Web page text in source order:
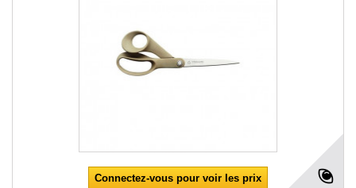
Connectez-vous pour voir les prix